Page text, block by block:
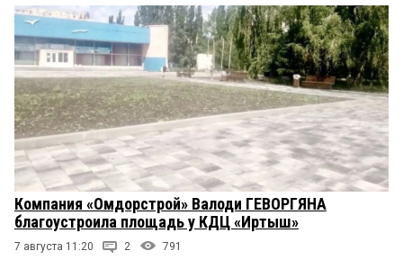
Компания «Омдорстрой» Валоди ГЕВОРГЯНА
благоустроила площадь у КДЦ «Иртыш»
7 августа 11:20 2 791